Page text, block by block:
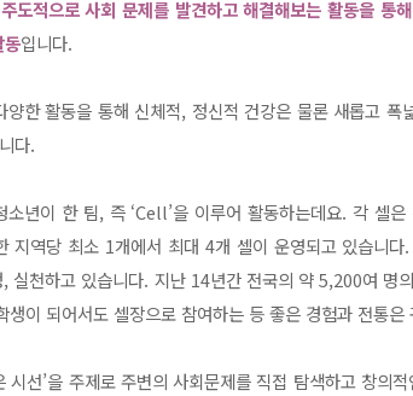
도적으로 사회 문제를 발견하고 해결해보는 활동을 통
동입니다.
한 활동을 통해 신체적, 정신적 건강은 물론 새롭고 폭
다.
년이 한 팀, 즉 ‘Cell’을 이루어 활동하는데요. 각 셀
역당 최소 1개에서 최대 4개 셀이 운영되고 있습니다.
실천하고 있습니다. 지난 14년간 전국의 약 5,200여 명
이 되어서도 셀장으로 참여하는 등 좋은 경험과 전통은
선’을 주제로 주변의 사회문제를 직접 탐색하고 창의